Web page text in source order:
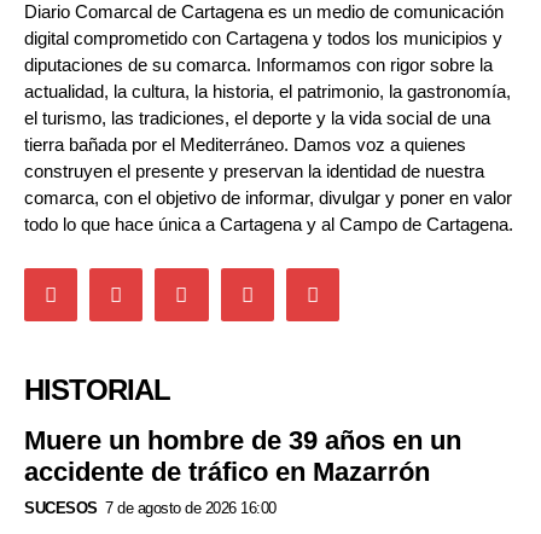
Diario Comarcal de Cartagena es un medio de comunicación
digital comprometido con Cartagena y todos los municipios y
diputaciones de su comarca. Informamos con rigor sobre la
actualidad, la cultura, la historia, el patrimonio, la gastronomía,
el turismo, las tradiciones, el deporte y la vida social de una
tierra bañada por el Mediterráneo. Damos voz a quienes
construyen el presente y preservan la identidad de nuestra
comarca, con el objetivo de informar, divulgar y poner en valor
todo lo que hace única a Cartagena y al Campo de Cartagena.
HISTORIAL
Muere un hombre de 39 años en un
accidente de tráfico en Mazarrón
SUCESOS 7 de agosto de 2026 16:00